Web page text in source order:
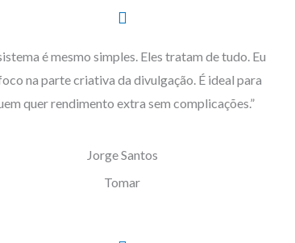
é mesmo simples. Eles tratam de tudo. Eu
na parte criativa da divulgação. É ideal para
quer rendimento extra sem complicações.”
Jorge Santos
Tomar